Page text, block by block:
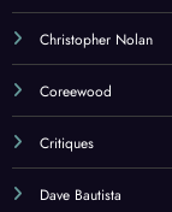
Christopher Nolan
Coreewood
Critiques
Dave Bautista